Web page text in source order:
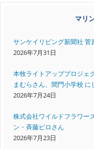
マリ
サンケイリビング新聞社 菅
2026年7月31日
本牧ライトアッププロジェ
まむらさん、間門小学校
いいださん・すえよしさん
2026年7月24日
株式会社ワイルドフラワ
ン・斉藤ピロさん
2026年7月23日